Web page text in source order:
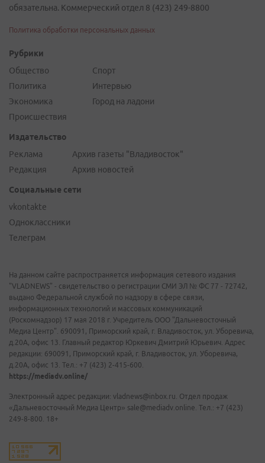
обязательна. Коммерческий отдел 8 (423) 249-8800
Политика обработки персональных данных
Рубрики
Общество
Политика
Экономика
Происшествия
Спорт
Интервью
Город на ладони
Издательство
Реклама
Редакция
Архив газеты "Владивосток"
Архив новостей
Социальные сети
vkontakte
Одноклассники
Телеграм
На данном сайте распространяется информация сетевого издания
"VLADNEWS" - свидетельство о регистрации СМИ ЭЛ № ФС 77 - 72742,
выдано Федеральной службой по надзору в сфере связи,
информационных технологий и массовых коммуникаций
(Роскомнадзор) 17 мая 2018 г. Учредитель ООО "Дальневосточный
Медиа Центр". 690091, Приморский край, г. Владивосток, ул. Уборевича,
д.20А, офис 13. Главный редактор Юркевич Дмитрий Юрьевич. Адрес
редакции: 690091, Приморский край, г. Владивосток, ул. Уборевича,
д.20А, офис 13. Тел.: +7 (423) 2-415-600.
https://mediadv.online/
Электронный адрес редакции: vladnews@inbox.ru. Отдел продаж
«Дальневосточный Медиа Центр» sale@mediadv.online. Тел.: +7 (423)
249-8-800. 18+